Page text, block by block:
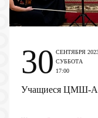
Учащиеся ЦМШ-
30 СЕНТЯБРЯ
СУББОТА
17:00